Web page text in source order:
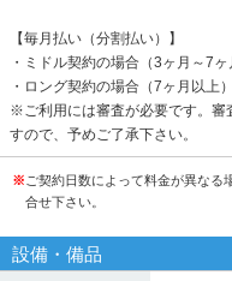
【毎月払い（分割払い）】
・ミドル契約の場合（3ヶ月～7
・ロング契約の場合（7ヶ月以上
※ご利用には審査が必要です。審
すので、予めご了承下さい。
※ ご契約日数によって料金が異なる
合せ下さい。
設備・備品